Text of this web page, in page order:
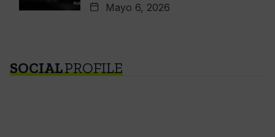
Mayo 6, 2026
SOCIALPROFILE